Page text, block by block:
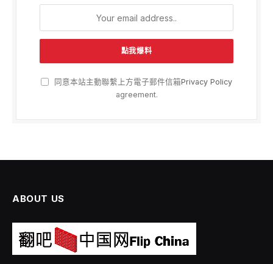
同意本站主動聯繫上方電子郵件信箱Privacy Policy
agreement.
ABOUT US